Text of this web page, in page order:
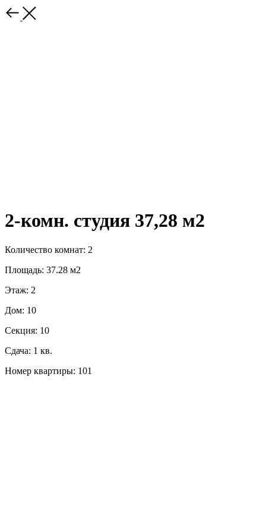
2-комн. студия 37,28 м2
Количество комнат: 2
Площадь: 37.28 м2
Этаж: 2
Дом: 10
Секция: 10
Сдача: 1 кв.
Номер квартиры: 101